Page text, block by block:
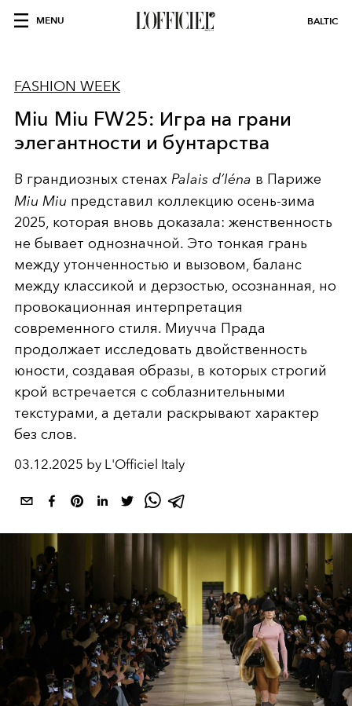
MENU BALTIC
FASHION WEEK
Miu Miu FW25: Игра на грани
элегантности и бунтарства
В грандиозных стенах Palais d’Iéna в Париже
Miu Miu представил коллекцию осень-зима
2025, которая вновь доказала: женственность
не бывает однозначной. Это тонкая грань
между утонченностью и вызовом, баланс
между классикой и дерзостью, осознанная, но
провокационная интерпретация
современного стиля. Миучча Прада
продолжает исследовать двойственность
юности, создавая образы, в которых строгий
крой встречается с соблазнительными
текстурами, а детали раскрывают характер
без слов.
03.12.2025 by L'Officiel Italy